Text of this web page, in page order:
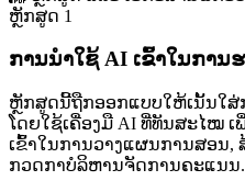
ຫຼັກສູດ 1
ການນໍາໃຊ້ AI ເຂົ້າໃນການ
ຫຼັກສູດນີ້ຖືກອອກແບບໃຫ້ເນັ້ນໃສ່
ໂດຍໃຊ້ເຄື່ອງມື AI ທີ່ທັນສະໄໝ
ເຂົ້າໃນການວາງແຜນການສອນ
ກວດກາບໍລິຫານຈັດການຄະແນນ.